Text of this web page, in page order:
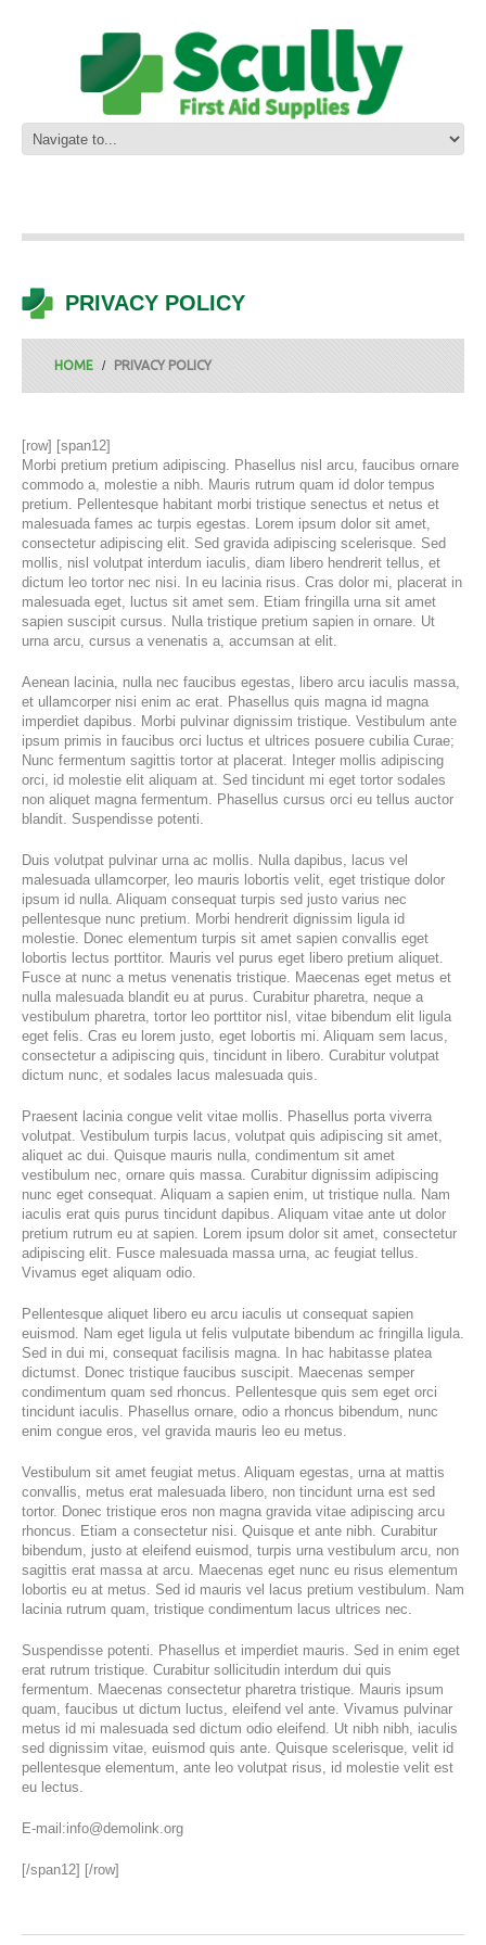
PRIVACY POLICY
HOME PRIVACY POLICY
[row] [span12]
Morbi pretium pretium adipiscing. Phasellus nisl arcu, faucibus ornare
commodo a, molestie a nibh. Mauris rutrum quam id dolor tempus
pretium. Pellentesque habitant morbi tristique senectus et netus et
malesuada fames ac turpis egestas. Lorem ipsum dolor sit amet,
consectetur adipiscing elit. Sed gravida adipiscing scelerisque. Sed
mollis, nisl volutpat interdum iaculis, diam libero hendrerit tellus, et
dictum leo tortor nec nisi. In eu lacinia risus. Cras dolor mi, placerat in
malesuada eget, luctus sit amet sem. Etiam fringilla urna sit amet
sapien suscipit cursus. Nulla tristique pretium sapien in ornare. Ut
urna arcu, cursus a venenatis a, accumsan at elit.
Aenean lacinia, nulla nec faucibus egestas, libero arcu iaculis massa,
et ullamcorper nisi enim ac erat. Phasellus quis magna id magna
imperdiet dapibus. Morbi pulvinar dignissim tristique. Vestibulum ante
ipsum primis in faucibus orci luctus et ultrices posuere cubilia Curae;
Nunc fermentum sagittis tortor at placerat. Integer mollis adipiscing
orci, id molestie elit aliquam at. Sed tincidunt mi eget tortor sodales
non aliquet magna fermentum. Phasellus cursus orci eu tellus auctor
blandit. Suspendisse potenti.
Duis volutpat pulvinar urna ac mollis. Nulla dapibus, lacus vel
malesuada ullamcorper, leo mauris lobortis velit, eget tristique dolor
ipsum id nulla. Aliquam consequat turpis sed justo varius nec
pellentesque nunc pretium. Morbi hendrerit dignissim ligula id
molestie. Donec elementum turpis sit amet sapien convallis eget
lobortis lectus porttitor. Mauris vel purus eget libero pretium aliquet.
Fusce at nunc a metus venenatis tristique. Maecenas eget metus et
nulla malesuada blandit eu at purus. Curabitur pharetra, neque a
vestibulum pharetra, tortor leo porttitor nisl, vitae bibendum elit ligula
eget felis. Cras eu lorem justo, eget lobortis mi. Aliquam sem lacus,
consectetur a adipiscing quis, tincidunt in libero. Curabitur volutpat
dictum nunc, et sodales lacus malesuada quis.
Praesent lacinia congue velit vitae mollis. Phasellus porta viverra
volutpat. Vestibulum turpis lacus, volutpat quis adipiscing sit amet,
aliquet ac dui. Quisque mauris nulla, condimentum sit amet
vestibulum nec, ornare quis massa. Curabitur dignissim adipiscing
nunc eget consequat. Aliquam a sapien enim, ut tristique nulla. Nam
iaculis erat quis purus tincidunt dapibus. Aliquam vitae ante ut dolor
pretium rutrum eu at sapien. Lorem ipsum dolor sit amet, consectetur
adipiscing elit. Fusce malesuada massa urna, ac feugiat tellus.
Vivamus eget aliquam odio.
Pellentesque aliquet libero eu arcu iaculis ut consequat sapien
euismod. Nam eget ligula ut felis vulputate bibendum ac fringilla ligula.
Sed in dui mi, consequat facilisis magna. In hac habitasse platea
dictumst. Donec tristique faucibus suscipit. Maecenas semper
condimentum quam sed rhoncus. Pellentesque quis sem eget orci
tincidunt iaculis. Phasellus ornare, odio a rhoncus bibendum, nunc
enim congue eros, vel gravida mauris leo eu metus.
Vestibulum sit amet feugiat metus. Aliquam egestas, urna at mattis
convallis, metus erat malesuada libero, non tincidunt urna est sed
tortor. Donec tristique eros non magna gravida vitae adipiscing arcu
rhoncus. Etiam a consectetur nisi. Quisque et ante nibh. Curabitur
bibendum, justo at eleifend euismod, turpis urna vestibulum arcu, non
sagittis erat massa at arcu. Maecenas eget nunc eu risus elementum
lobortis eu at metus. Sed id mauris vel lacus pretium vestibulum. Nam
lacinia rutrum quam, tristique condimentum lacus ultrices nec.
Suspendisse potenti. Phasellus et imperdiet mauris. Sed in enim eget
erat rutrum tristique. Curabitur sollicitudin interdum dui quis
fermentum. Maecenas consectetur pharetra tristique. Mauris ipsum
quam, faucibus ut dictum luctus, eleifend vel ante. Vivamus pulvinar
metus id mi malesuada sed dictum odio eleifend. Ut nibh nibh, iaculis
sed dignissim vitae, euismod quis ante. Quisque scelerisque, velit id
pellentesque elementum, ante leo volutpat risus, id molestie velit est
eu lectus.
E-mail:info@demolink.org
[/span12] [/row]